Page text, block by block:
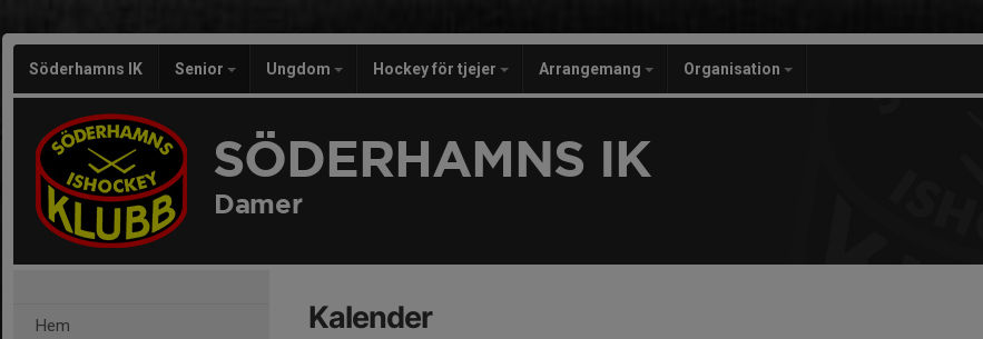
Söderhamns IK Senior Ungdom Hockey för tjejer Arrangemang Organisation
SÖDERHAMNS IK
Damer
Hem Kalender